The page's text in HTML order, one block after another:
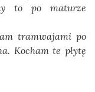
to po maturze
tramwajami po
Kocham te płytę